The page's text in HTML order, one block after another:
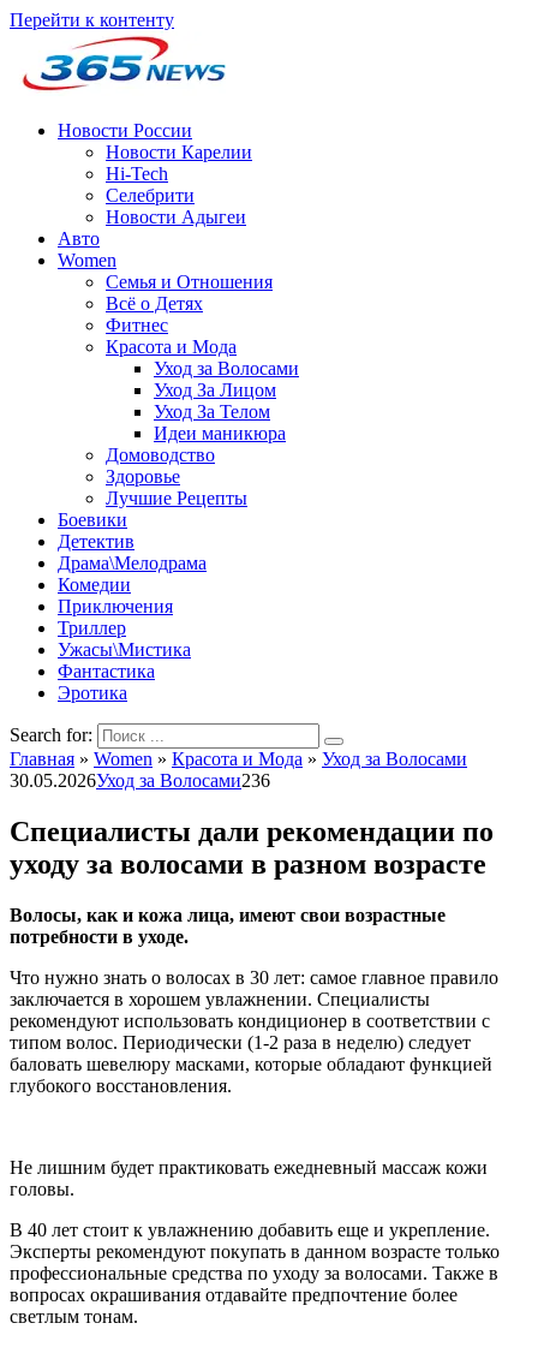
Перейти к контенту
Новости России
Новости Карелии
Hi-Tech
Селебрити
Новости Адыгеи
Авто
Women
Семья и Отношения
Всё о Детях
Фитнес
Красота и Мода
Уход за Волосами
Уход За Лицом
Уход За Телом
Идеи маникюра
Домоводство
Здоровье
Лучшие Рецепты
Боевики
Детектив
Драма\Мелодрама
Комедии
Приключения
Триллер
Ужасы\Мистика
Фантастика
Эротика
Search for:
Главная » Women » Красота и Мода » Уход за Волосами
30.05.2026Уход за Волосами236
Специалисты дали рекомендации по
уходу за волосами в разном возрасте
Волосы, как и кожа лица, имеют свои возрастные
потребности в уходе.
Что нужно знать о волосах в 30 лет: самое главное правило
заключается в хорошем увлажнении. Специалисты
рекомендуют использовать кондиционер в соответствии с
типом волос. Периодически (1-2 раза в неделю) следует
баловать шевелюру масками, которые обладают функцией
глубокого восстановления.
Не лишним будет практиковать ежедневный массаж кожи
головы.
В 40 лет стоит к увлажнению добавить еще и укрепление.
Эксперты рекомендуют покупать в данном возрасте только
профессиональные средства по уходу за волосами. Также в
вопросах окрашивания отдавайте предпочтение более
светлым тонам.